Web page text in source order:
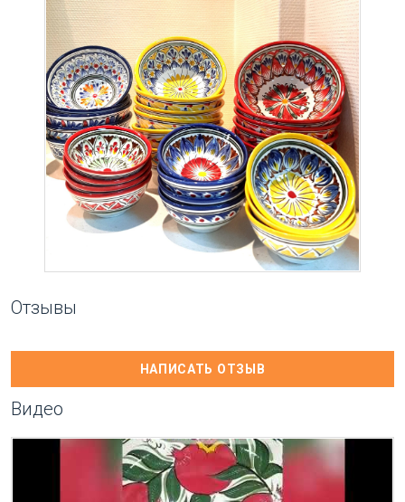
Отзывы
НАПИСАТЬ ОТЗЫВ
Видео